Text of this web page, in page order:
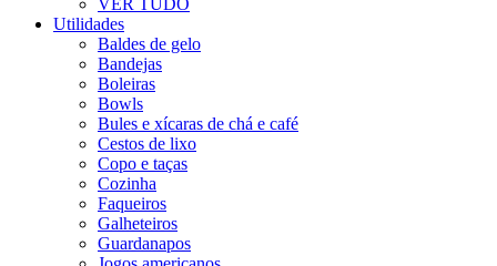
VER TUDO
Utilidades
Baldes de gelo
Bandejas
Boleiras
Bowls
Bules e xícaras de chá e café
Cestos de lixo
Copo e taças
Cozinha
Faqueiros
Galheteiros
Guardanapos